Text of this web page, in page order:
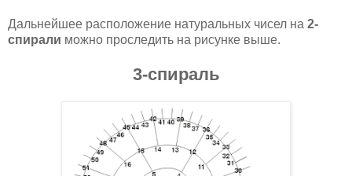
Дальнейшее расположение натуральных чисел на 2-
спирали можно проследить на рисунке выше.
3-спираль